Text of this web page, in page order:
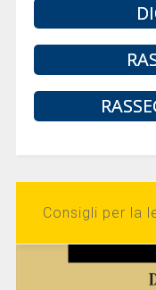
Consigli per la